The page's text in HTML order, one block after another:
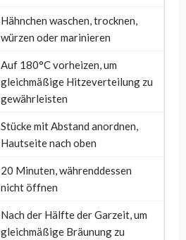
Hähnchen waschen, trocknen,
würzen oder marinieren
Auf 180°C vorheizen, um
gleichmäßige Hitzeverteilung zu
gewährleisten
Stücke mit Abstand anordnen,
Hautseite nach oben
20 Minuten, währenddessen
nicht öffnen
Nach der Hälfte der Garzeit, um
gleichmäßige Bräunung zu